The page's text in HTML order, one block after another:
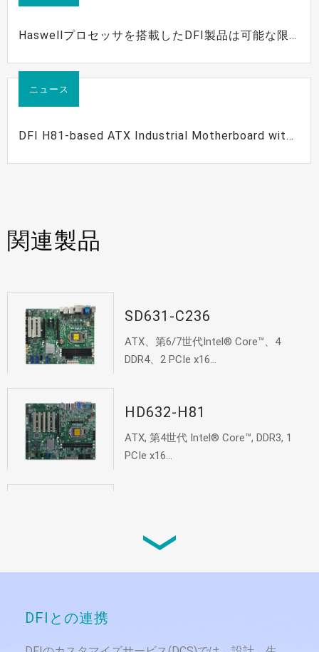
Haswellプロセッサを搭載したDFI製品は可能な限
ニュース
DFI H81-based ATX Industrial Motherboard with
関連製品
SD631-C236
ATX、第6/7世代Intel® Core™、4
DDR4、2 PCIe x16...
HD632-H81
ATX, 第4世代 Intel® Core™, DDR3, 1
PCIe x16...
ラックマウント組込みPC、第4世代
Intel® Core™、DDR3、1 PCI...
DFIとの連携